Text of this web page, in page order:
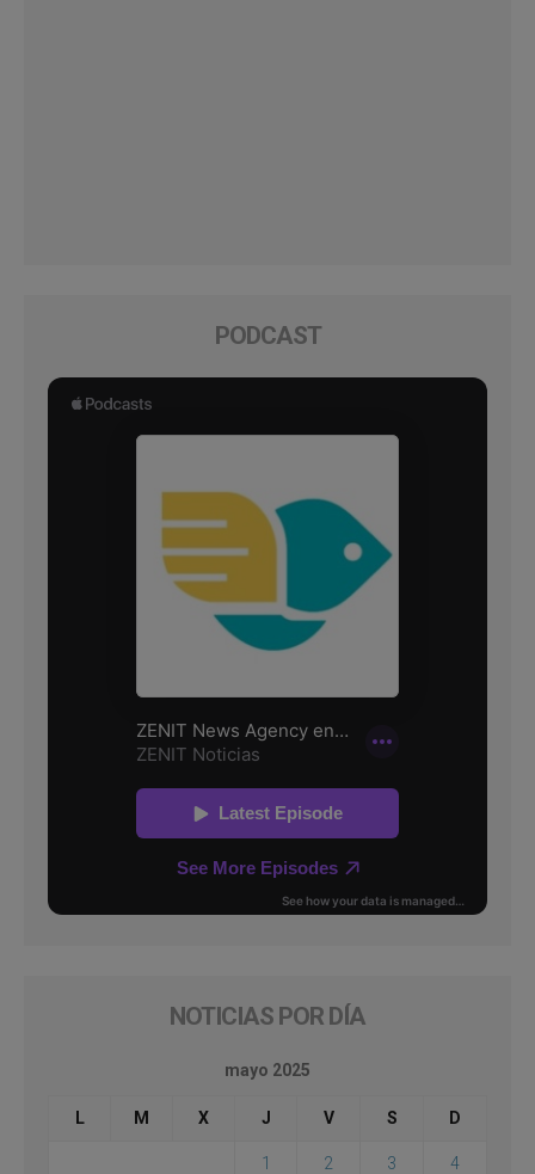
PODCAST
NOTICIAS POR DÍA
mayo 2025
L M X J V S D
1 2 3 4